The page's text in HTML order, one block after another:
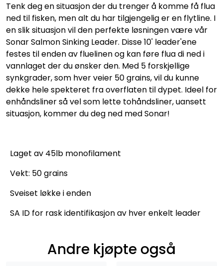
Tenk deg en situasjon der du trenger å komme få flua
ned til fisken, men alt du har tilgjengelig er en flytline. I
en slik situasjon vil den perfekte løsningen være vår
Sonar Salmon Sinking Leader. Disse 10' leader'ene
festes til enden av fluelinen og kan føre flua di ned i
vannlaget der du ønsker den. Med 5 forskjellige
synkgrader, som hver veier 50 grains, vil du kunne
dekke hele spekteret fra overflaten til dypet. Ideel for
enhåndsliner så vel som lette tohåndsliner, uansett
situasjon, kommer du deg ned med Sonar!
Laget av 45lb monofilament
Vekt: 50 grains
Sveiset løkke i enden
SA ID for rask identifikasjon av hver enkelt leader
Andre kjøpte også